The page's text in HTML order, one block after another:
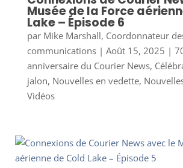
Musée de la Force
Lake – Épisode 6
par Mike Marshall, Coordonnateur
communications| Août 15, 2025 |
anniversaire du Courier News,
jalon, Nouvelles en vedette,
Vidéos